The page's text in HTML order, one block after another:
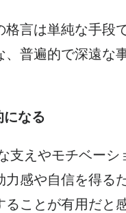
格言は単純な手段
、普遍的で深遠な
なる
支えやモチベーシ
感や自信を得る
ことが有用だと